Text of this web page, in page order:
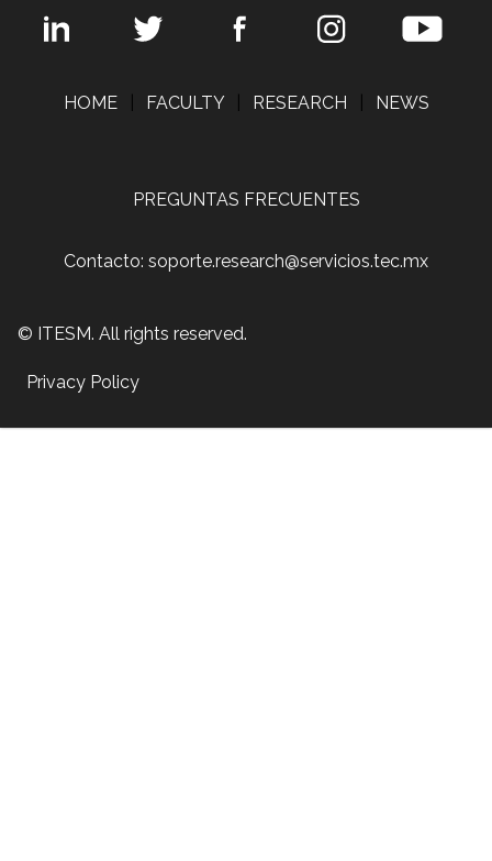
HOME FACULTY RESEARCH NEWS
PREGUNTAS FRECUENTES
Contacto: soporte.research@servicios.tec.mx
© ITESM. All rights reserved.
Privacy Policy